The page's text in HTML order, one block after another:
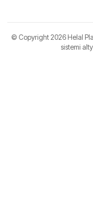
© Copyright2026 Helal
sistemi